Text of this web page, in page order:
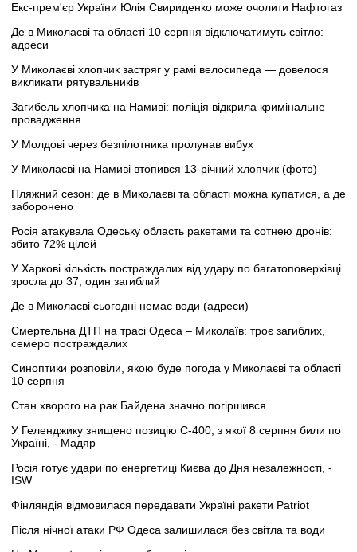
Екс-прем'єр України Юлія Свириденко може очолити Нафтогаз
Де в Миколаєві та області 10 серпня відключатимуть світло:
адреси
У Миколаєві хлопчик застряг у рамі велосипеда — довелося
викликати рятувальників
Загибель хлопчика на Намиві: поліція відкрила кримінальне
провадження
У Молдові через безпілотника пролунав вибух
У Миколаєві на Намиві втопився 13-річний хлопчик (фото)
Пляжний сезон: де в Миколаєві та області можна купатися, а де
заборонено
Росія атакувала Одеську область ракетами та сотнею дронів:
збито 72% цілей
У Харкові кількість постраждалих від удару по багатоповерхівці
зросла до 37, один загиблий
Де в Миколаєві сьогодні немає води (адреси)
Смертельна ДТП на трасі Одеса – Миколаїв: троє загиблих,
семеро постраждалих
Синоптики розповіли, якою буде погода у Миколаєві та області
10 серпня
Стан хворого на рак Байдена значно погіршився
У Геленджику знищено позицію С-400, з якої 8 серпня били по
Україні, - Мадяр
Росія готує удари по енергетиці Києва до Дня незалежності, -
ISW
Фінляндія відмовилася передавати Україні ракети Patriot
Після нічної атаки РФ Одеса залишилася без світла та води